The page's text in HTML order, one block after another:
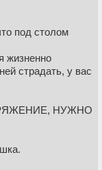
под столом
жизненно
страдать, у вас
НУЖНО